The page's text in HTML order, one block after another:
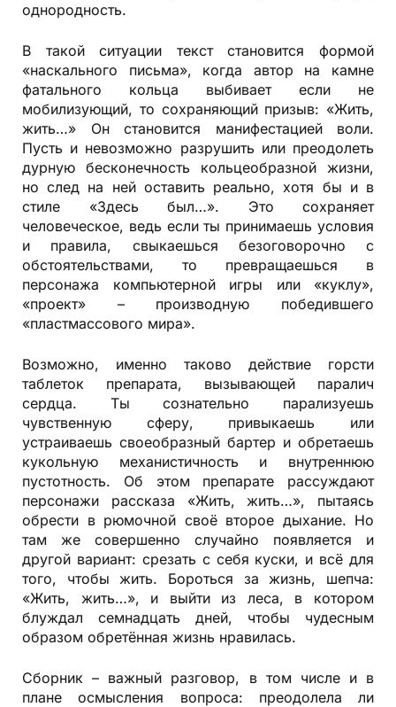
однородность.
В такой ситуации текст становится формой
«наскального письма», когда автор на камне
фатального кольца выбивает если не
мобилизующий, то сохраняющий призыв: «Жить,
жить…» Он становится манифестацией воли.
Пусть и невозможно разрушить или преодолеть
дурную бесконечность кольцеобразной жизни,
но след на ней оставить реально, хотя бы и в
стиле «Здесь был…». Это сохраняет
человеческое, ведь если ты принимаешь условия
и правила, свыкаешься безоговорочно с
обстоятельствами, то превращаешься в
персонажа компьютерной игры или «куклу»,
«проект» – производную победившего
«пластмассового мира».
Возможно, именно таково действие горсти
таблеток препарата, вызывающей паралич
сердца. Ты сознательно парализуешь
чувственную сферу, привыкаешь или
устраиваешь своеобразный бартер и обретаешь
кукольную механистичность и внутреннюю
пустотность. Об этом препарате рассуждают
персонажи рассказа «Жить, жить…», пытаясь
обрести в рюмочной своё второе дыхание. Но
там же совершенно случайно появляется и
другой вариант: срезать с себя куски, и всё для
того, чтобы жить. Бороться за жизнь, шепча:
«Жить, жить…», и выйти из леса, в котором
блуждал семнадцать дней, чтобы чудесным
образом обретённая жизнь нравилась.
Сборник – важный разговор, в том числе и в
плане осмысления вопроса: преодолела ли